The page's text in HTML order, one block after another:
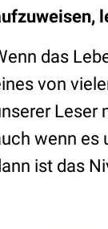
das
von
Leser
wenn es
ist das